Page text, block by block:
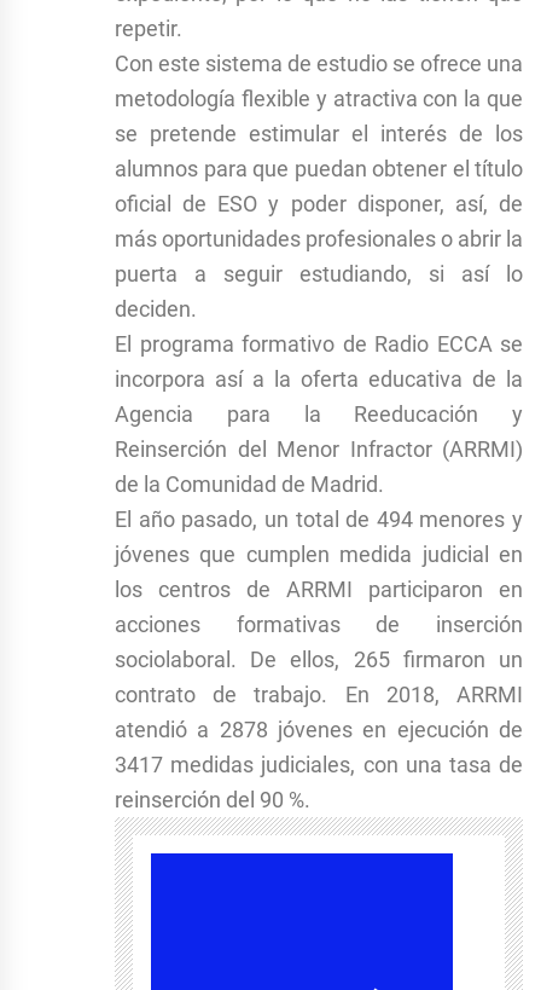
repetir.
Con este sistema de estudio se ofrece una
metodología flexible y atractiva con la que
se pretende estimular el interés de los
alumnos para que puedan obtener el título
oficial de ESO y poder disponer, así, de
más oportunidades profesionales o abrir la
puerta a seguir estudiando, si así lo
deciden.
El programa formativo de Radio ECCA se
incorpora así a la oferta educativa de la
Agencia para la Reeducación y
Reinserción del Menor Infractor (ARRMI)
de la Comunidad de Madrid.
El año pasado, un total de 494 menores y
jóvenes que cumplen medida judicial en
los centros de ARRMI participaron en
acciones formativas de inserción
sociolaboral. De ellos, 265 firmaron un
contrato de trabajo. En 2018, ARRMI
atendió a 2878 jóvenes en ejecución de
3417 medidas judiciales, con una tasa de
reinserción del 90 %.